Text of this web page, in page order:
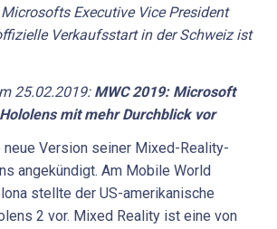
Executive Vice President
Verkaufsstart in der Schweiz ist
25.02.2019: MWC 2019: Microsoft
mit mehr Durchblick vor
Version seiner Mixed-Reality-
angekündigt. Am Mobile World
stellte der US-amerikanische
2 vor. Mixed Reality ist eine von